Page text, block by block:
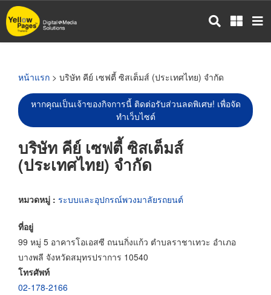
ข้าม
ไป
หน้าแรก > บริษัท คีย์ เซฟตี้ ซิสเต็มส์ (ประเทศไทย) จำกัด
หากคุณเป็นเจ้าของกิจการนี้ ติดต่อรับส่วนลดพิเศษ! เพื่อจัด
ทำเว็บไซต์
บริษัท คีย์ เซฟตี้ ซิสเต็มส์
(ประเทศไทย) จำกัด
หมวดหมู่ : ระบบและอุปกรณ์พวงมาลัยรถยนต์
ที่อยู่
99 หมู่ 5 อาคารโอเอสซี ถนนกิ่งแก้ว ตำบลราชาเทวะ อำเภอ
บางพลี จังหวัดสมุทรปราการ 10540
โทรศัพท์
02-178-2166